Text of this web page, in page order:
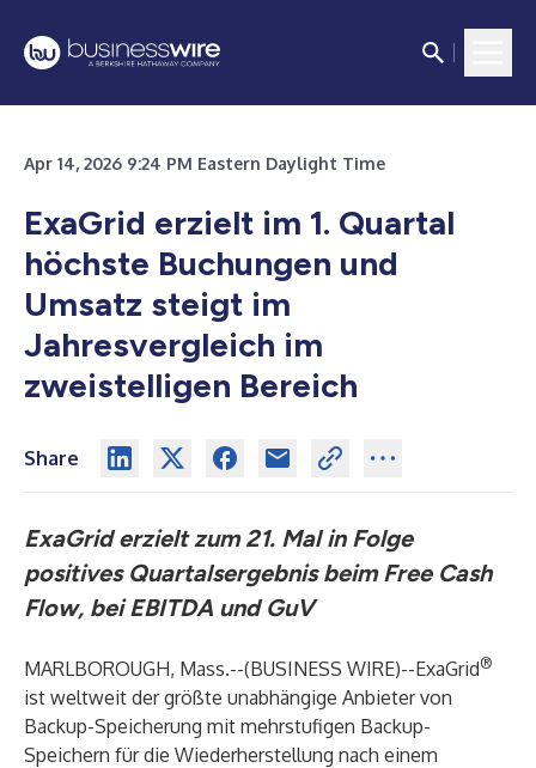
Apr 14, 2026 9:24 PM Eastern Daylight Time
ExaGrid erzielt im 1. Quartal
höchste Buchungen und
Umsatz steigt im
Jahresvergleich im
zweistelligen Bereich
Share
ExaGrid erzielt zum 21. Mal in Folge
positives Quartalsergebnis beim Free Cash
Flow, bei EBITDA und GuV
MARLBOROUGH, Mass.--(BUSINESS WIRE)--ExaGrid®
ist weltweit der größte unabhängige Anbieter von
Backup-Speicherung mit mehrstufigen Backup-
Speichern für die Wiederherstellung nach einem